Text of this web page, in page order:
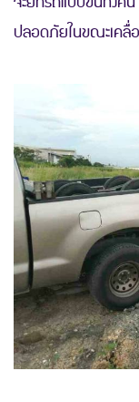
ปลอดภัยในขณะเคลื่